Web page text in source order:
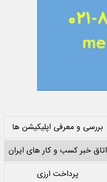
بررسی و معرفی اپلیکیشن ها
اتاق خبر کسب و کار های ایران
پرداخت ارزی